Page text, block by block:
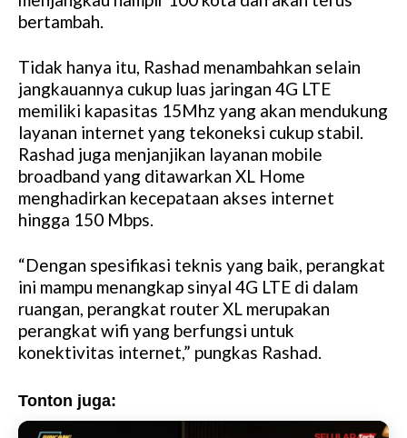
bertambah.
Tidak hanya itu, Rashad menambahkan selain
jangkauannya cukup luas jaringan 4G LTE
memiliki kapasitas 15Mhz yang akan mendukung
layanan internet yang tekoneksi cukup stabil.
Rashad juga menjanjikan layanan mobile
broadband yang ditawarkan XL Home
menghadirkan kecepataan akses internet
hingga 150 Mbps.
“Dengan spesifikasi teknis yang baik, perangkat
ini mampu menangkap sinyal 4G LTE di dalam
ruangan, perangkat router XL merupakan
perangkat wifi yang berfungsi untuk
konektivitas internet,” pungkas Rashad.
Tonton juga: